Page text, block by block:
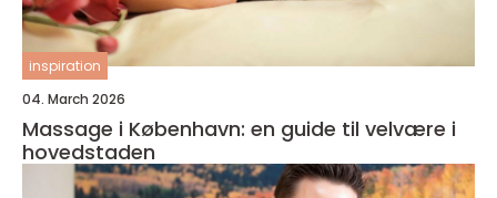
inspiration
04. March 2026
Massage i København: en guide til velvære i
hovedstaden